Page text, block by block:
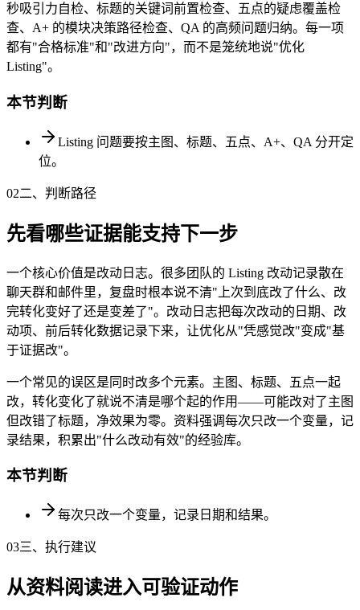
秒吸引力自检、标题的关键词前置检查、五点的疑虑覆盖检
查、A+ 的模块决策路径检查、QA 的高频问题归纳。每一项
都有"合格标准"和"改进方向"，而不是笼统地说"优化
Listing"。
本节判断
Listing 问题要按主图、标题、五点、A+、QA 分开定
位。
02二、判断路径
先看哪些证据能支持下一步
一个核心价值是改动日志。很多团队的 Listing 改动记录散在
聊天群和邮件里，复盘时根本说不清"上次到底改了什么、改
完转化变好了还是变差了"。改动日志把每次改动的日期、改
动项、前后转化数据记录下来，让优化从"凭感觉改"变成"基
于证据改"。
一个常见的误区是同时改多个元素。主图、标题、五点一起
改，转化变化了就说不清是哪个起的作用——可能改对了主图
但改错了标题，净效果为零。资料强调每次只改一个变量，记
录结果，积累出"什么改动有效"的经验库。
本节判断
每次只改一个变量，记录日期和结果。
03三、执行建议
从资料阅读进入可验证动作